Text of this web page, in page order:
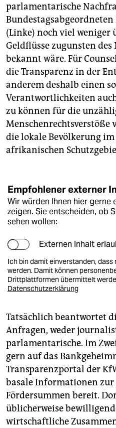
parlamentarische
(Linke) noch viel weniger
Geldflüsse zugunsten
bekannt wäre. Für
die Transparenz in der
anderem deshalb einen
Verantwortlichkeiten
zu können für die
Menschenrechtsverstöße
die lokale Bevölkerung
afrikanischen
Empfohlener externer
Wir würden Ihnen hier gerne
zeigen. Sie entscheiden, ob
sehen wollen:
Externen Inhalt
Ich bin damit einverstanden,
werden. Damit können
Drittplattformen übermittelt
Datenschutzerklärung
Tatsächlich beantwortet
Anfragen, weder
parlamentarische. Im
gern auf das
Transparenzportal der
basale Informationen zur
Fördersummen bereit.
üblicherweise
wirtschaftliche